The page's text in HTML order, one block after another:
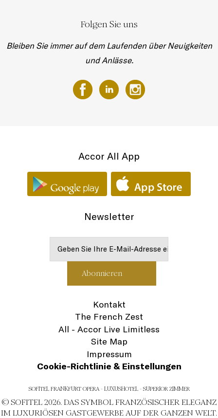
Folgen Sie uns
Bleiben Sie immer auf dem Laufenden über Neuigkeiten
und Anlässe.
Accor All App
Newsletter
Kontakt
The French Zest
All - Accor Live Limitless
Site Map
Impressum
Cookie-Richtlinie & Einstellungen
SOFITEL FRANKFURT OPERA - LUXUSHOTEL - SUPERIOR ZIMMER
© SOFITEL 2026. DAS SYMBOL FRANZÖSISCHER ELEGANZ
IM LUXURIÖSEN GASTGEWERBE AUF DER GANZEN WELT.